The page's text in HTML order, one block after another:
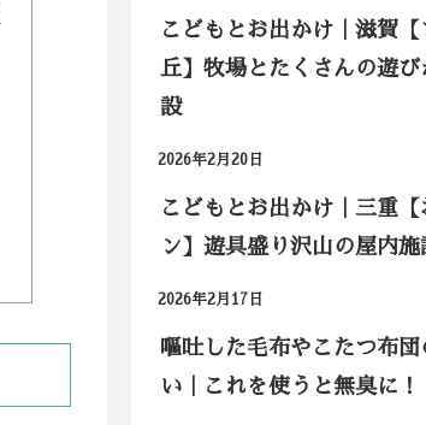
こどもとお出かけ｜滋賀【
丘】牧場とたくさんの遊
設
2026年2月20日
こどもとお出かけ｜三重【
ン】遊具盛り沢山の屋内施
2026年2月17日
嘔吐した毛布やこたつ布
い｜これを使うと無臭に！